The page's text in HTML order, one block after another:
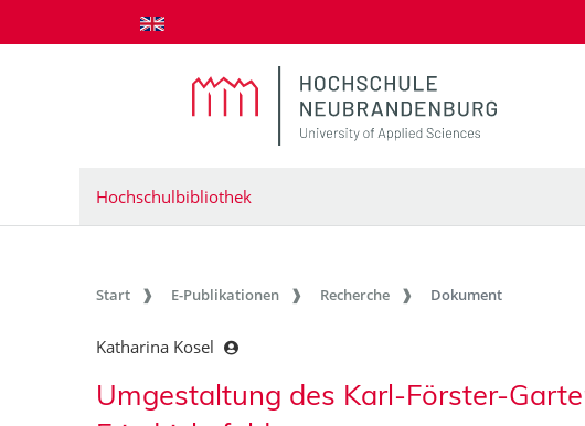
zum Inhalt springen
Hochschulbibliothek
Start E-Publikationen Recherche Dokument
Katharina Kosel
Umgestaltung des Karl-Förster-